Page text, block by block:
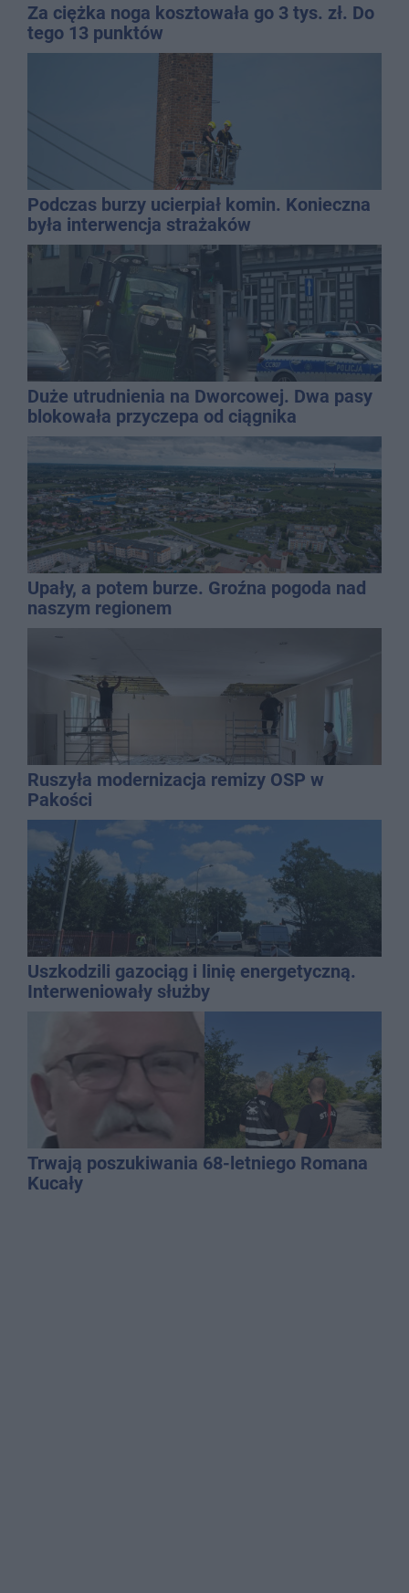
Za ciężka noga kosztowała go 3 tys. zł. Do
tego 13 punktów
Podczas burzy ucierpiał komin. Konieczna
była interwencja strażaków
Duże utrudnienia na Dworcowej. Dwa pasy
blokowała przyczepa od ciągnika
Upały, a potem burze. Groźna pogoda nad
naszym regionem
Ruszyła modernizacja remizy OSP w
Pakości
Uszkodzili gazociąg i linię energetyczną.
Interweniowały służby
Trwają poszukiwania 68-letniego Romana
Kucały